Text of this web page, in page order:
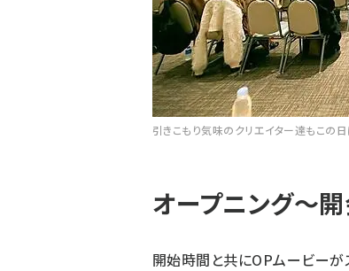
引きこもり気味のクリエイター達もこの
オープニング〜
開始時間と共にOPムービーが